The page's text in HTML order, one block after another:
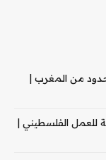
من المغرب |
للعمل الفلسطيني |